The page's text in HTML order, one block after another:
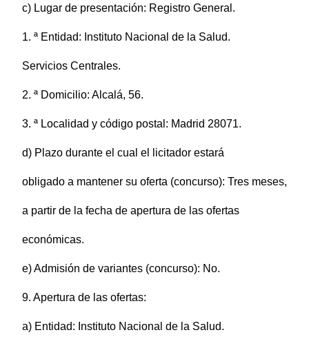
c) Lugar de presentación: Registro General.
1. ª Entidad: Instituto Nacional de la Salud.
Servicios Centrales.
2. ª Domicilio: Alcalá, 56.
3. ª Localidad y código postal: Madrid 28071.
d) Plazo durante el cual el licitador estará
obligado a mantener su oferta (concurso): Tres meses,
a partir de la fecha de apertura de las ofertas
económicas.
e) Admisión de variantes (concurso): No.
9. Apertura de las ofertas:
a) Entidad: Instituto Nacional de la Salud.